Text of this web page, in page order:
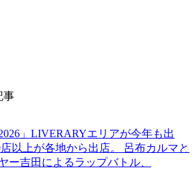
事
」LIVERARYエリアが今年も出
以上が各地から出店。 呂布カルマと
ー吉田によるラップバトル、